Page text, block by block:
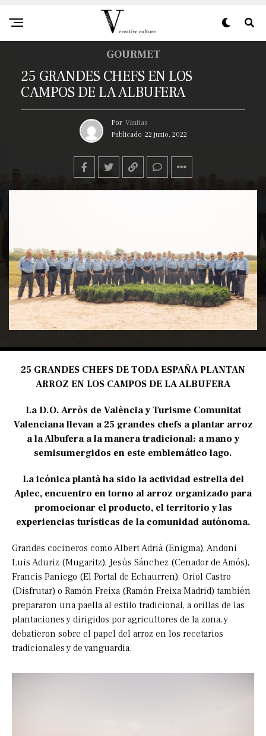
GOURMET
25 GRANDES CHEFS EN LOS
CAMPOS DE LA ALBUFERA
Por Vanitas
Publicado 22 junio, 2022
25 GRANDES CHEFS DE TODA ESPAÑA PLANTAN
ARROZ EN LOS CAMPOS DE LA ALBUFERA
La D.O. Arròs de València y Turisme Comunitat
Valenciana llevan a 25 grandes chefs a plantar arroz
a la Albufera a la manera tradicional: a mano y
semisumergidos en este emblemático lago.
La icónica plantà ha sido la actividad estrella del
Aplec, encuentro en torno al arroz organizado para
promocionar el producto, el territorio y las
experiencias turísticas de la comunidad autónoma.
Grandes cocineros como Albert Adrià (Enigma), Andoni
Luis Aduriz (Mugaritz), Jesús Sánchez (Cenador de Amós),
Francis Paniego (El Portal de Echaurren), Oriol Castro
(Disfrutar) o Ramón Freixa (Ramón Freixa Madrid) también
prepararon una paella al estilo tradicional, a orillas de las
plantaciones y dirigidos por agricultores de la zona, y
debatieron sobre el papel del arroz en los recetarios
tradicionales y de vanguardia.